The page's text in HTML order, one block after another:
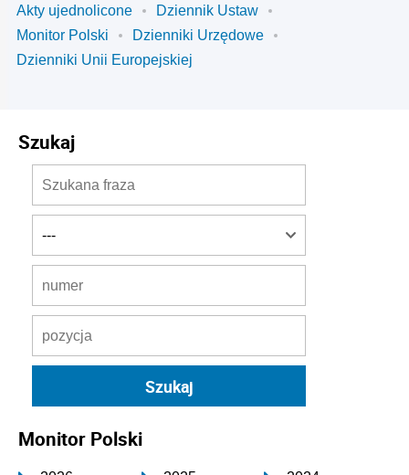
Akty ujednolicone
Dziennik Ustaw
Monitor Polski
Dzienniki Urzędowe
Dzienniki Unii Europejskiej
Szukaj
Monitor Polski